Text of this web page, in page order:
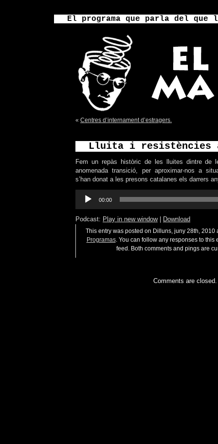
El programa que parla del
« Centres d’internament d’estragers.
Lluita i resistències
Fem un repàs històric de les lluites dintre de
anomenada transició, per aproximar-nos a
s’han donat a les presons catalanes els darrers
d'àudio
00:00
Podcast: Play in new window| Download
This entry was posted on Dilluns, juny 28th, 2010
Programas. You can follow any responses to this
feed. Both comments and pings are
Comments are closed.